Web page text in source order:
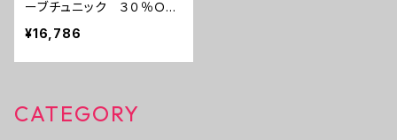
ーブチュニック ３０％ＯＦ
Ｆ
¥16,786
CATEGORY